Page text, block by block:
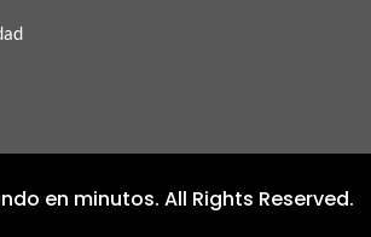
en minutos. All Rights Reserved.